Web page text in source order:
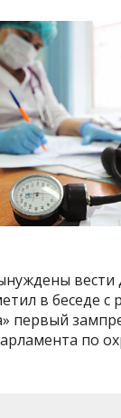
в беседе с
первый
по